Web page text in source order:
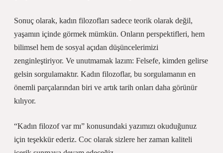
Sonuç olarak, kadın filozofları sadece teorik olarak değil,
yaşamın içinde görmek mümkün. Onların perspektifleri, hem
bilimsel hem de sosyal açıdan düşüncelerimizi
zenginleştiriyor. Ve unutmamak lazım: Felsefe, kimden gelirse
gelsin sorgulamaktır. Kadın filozoflar, bu sorgulamanın en
önemli parçalarından biri ve artık tarih onları daha görünür
kılıyor.
“Kadın filozof var mı” konusundaki yazımızı okuduğunuz
için teşekkür ederiz. Coc olarak sizlere her zaman kaliteli